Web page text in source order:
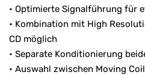
• Optimierte Signalführung für
• Kombination mit High
CD möglich
• Separate Konditionierung
• Auswahl zwischen Moving